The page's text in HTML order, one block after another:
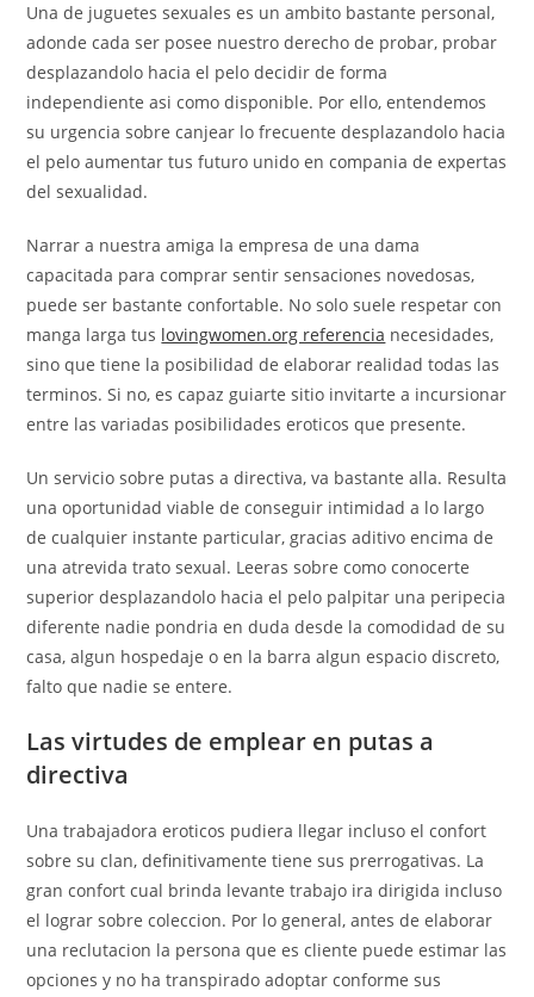
Una de juguetes sexuales es un ambito bastante personal,
adonde cada ser posee nuestro derecho de probar, probar
desplazandolo hacia el pelo decidir de forma
independiente asi­ como disponible. Por ello, entendemos
su urgencia sobre canjear lo frecuente desplazandolo hacia
el pelo aumentar tus futuro unido en compania de expertas
del sexualidad.
Narrar a nuestra amiga la empresa de una dama
capacitada para comprar sentir sensaciones novedosas,
puede ser bastante confortable. No solo suele respetar con
manga larga tus lovingwomen.org referencia necesidades,
sino que tiene la posibilidad de elaborar realidad todas las
terminos. Si no, es capaz guiarte sitio invitarte a incursionar
entre las variadas posibilidades eroticos que presente.
Un servicio sobre putas a directiva, va bastante alla. Resulta
una oportunidad viable de conseguir intimidad a lo largo
de cualquier instante particular, gracias aditivo encima de
una atrevida trato sexual. Leeras sobre como conocerte
superior desplazandolo hacia el pelo palpitar una peripecia
diferente nadie pondri­a en duda desde la comodidad de su
casa, algun hospedaje o en la barra algun espacio discreto,
falto que nadie se entere.
Las virtudes de emplear en putas a
directiva
Una trabajadora eroticos pudiera llegar incluso el confort
sobre su clan, definitivamente tiene sus prerrogativas. La
gran confort cual brinda levante trabajo ira dirigida incluso
el lograr sobre coleccion. Por lo general, antes de elaborar
una reclutacion la persona que es cliente puede estimar las
opciones y no ha transpirado adoptar conforme sus